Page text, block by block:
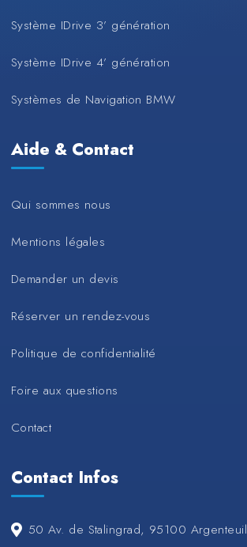
Système IDrive 3’ génération
Système IDrive 4’ génération
Systèmes de Navigation BMW
Aide & Contact
Qui sommes nous
Mentions légales
Demander un devis
Réserver un rendez-vous
Politique de confidentialité
Foire aux questions
Contact
Contact Infos
50 Av. de Stalingrad, 95100 Argenteuil